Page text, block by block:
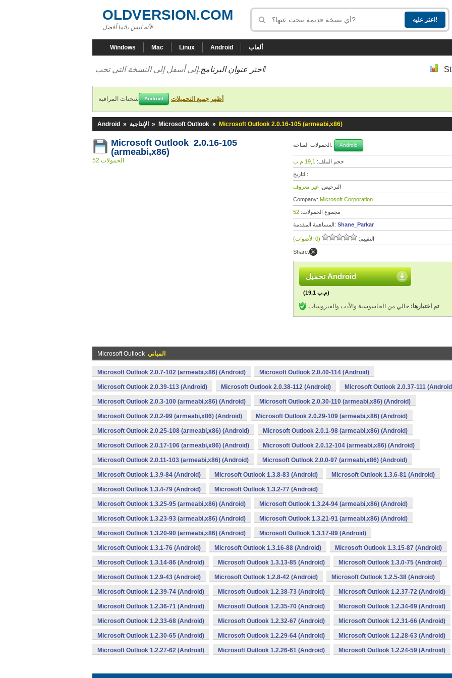
OLDVERSION.COM
لأنه ليس دائما أفضل!
Windows Mac Linux Android ألعاب
اختر عنوان البرنامج.إلى أسفل إلى النسخة التي تحب!
شحنات المراقبة Android أظهر جميع التحميلات
Android » الإنتاجية » Microsoft Outlook » Microsoft Outlook 2.0.16-105 (armeabi,x86)
Microsoft Outlook 2.0.16-105
(armeabi,x86)
52 الحمولات
الحمولات المتاحة: Android
حجم الملف: 19,1 م.ب
التاريخ:
الترخيص: غير معروف
Company: Microsoft Corporation
مجموع الحمولات: 52
المساهمة المقدمة: Shane_Parkar
التقييم: (0 الأصوات)
Share:
تحميل Android
(19,1 م.ب)
تم اختبارها: خالي من الجاسوسية والأدب والفيروسات
Microsoft Outlook المباني
Microsoft Outlook 2.0.7-102 (armeabi,x86) (Android) Microsoft Outlook 2.0.40-114 (Android)
Microsoft Outlook 2.0.39-113 (Android) Microsoft Outlook 2.0.38-112 (Android) Microsoft Outlook 2.0.37-111
Microsoft Outlook 2.0.3-100 (armeabi,x86) (Android) Microsoft Outlook 2.0.30-110 (armeabi,x86) (Android)
Microsoft Outlook 2.0.2-99 (armeabi,x86) (Android) Microsoft Outlook 2.0.29-109 (armeabi,x86) (Android)
Microsoft Outlook 2.0.25-108 (armeabi,x86) (Android) Microsoft Outlook 2.0.1-98 (armeabi,x86) (Android)
Microsoft Outlook 2.0.17-106 (armeabi,x86) (Android) Microsoft Outlook 2.0.12-104 (armeabi,x86) (Android)
Microsoft Outlook 2.0.11-103 (armeabi,x86) (Android) Microsoft Outlook 2.0.0-97 (armeabi,x86) (Android)
Microsoft Outlook 1.3.9-84 (Android) Microsoft Outlook 1.3.8-83 (Android) Microsoft Outlook 1.3.6-81 (Android)
Microsoft Outlook 1.3.4-79 (Android) Microsoft Outlook 1.3.2-77 (Android)
Microsoft Outlook 1.3.25-95 (armeabi,x86) (Android) Microsoft Outlook 1.3.24-94 (armeabi,x86) (Android)
Microsoft Outlook 1.3.23-93 (armeabi,x86) (Android) Microsoft Outlook 1.3.21-91 (armeabi,x86) (Android)
Microsoft Outlook 1.3.20-90 (armeabi,x86) (Android) Microsoft Outlook 1.3.17-89 (Android)
Microsoft Outlook 1.3.1-76 (Android) Microsoft Outlook 1.3.16-88 (Android) Microsoft Outlook 1.3.15-87 (Android)
Microsoft Outlook 1.3.14-86 (Android) Microsoft Outlook 1.3.13-85 (Android) Microsoft Outlook 1.3.0-75 (Android)
Microsoft Outlook 1.2.9-43 (Android) Microsoft Outlook 1.2.8-42 (Android) Microsoft Outlook 1.2.5-38 (Android)
Microsoft Outlook 1.2.39-74 (Android) Microsoft Outlook 1.2.38-73 (Android) Microsoft Outlook 1.2.37-72 (Android)
Microsoft Outlook 1.2.36-71 (Android) Microsoft Outlook 1.2.35-70 (Android) Microsoft Outlook 1.2.34-69 (Android)
Microsoft Outlook 1.2.33-68 (Android) Microsoft Outlook 1.2.32-67 (Android) Microsoft Outlook 1.2.31-66 (Android)
Microsoft Outlook 1.2.30-65 (Android) Microsoft Outlook 1.2.29-64 (Android) Microsoft Outlook 1.2.28-63 (Android)
Microsoft Outlook 1.2.27-62 (Android) Microsoft Outlook 1.2.26-61 (Android) Microsoft Outlook 1.2.24-59 (Android)